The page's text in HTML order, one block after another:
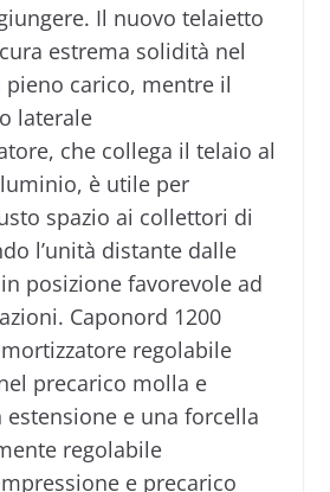
Il nuovo telaietto
estrema solidità nel
pieno carico, mentre il
laterale
che collega il telaio al
è utile per
spazio ai collettori di
l’unità distante dalle
posizione favorevole ad
Caponord 1200
regolabile
precarico molla e
estensione e una forcella
regolabile
e precarico